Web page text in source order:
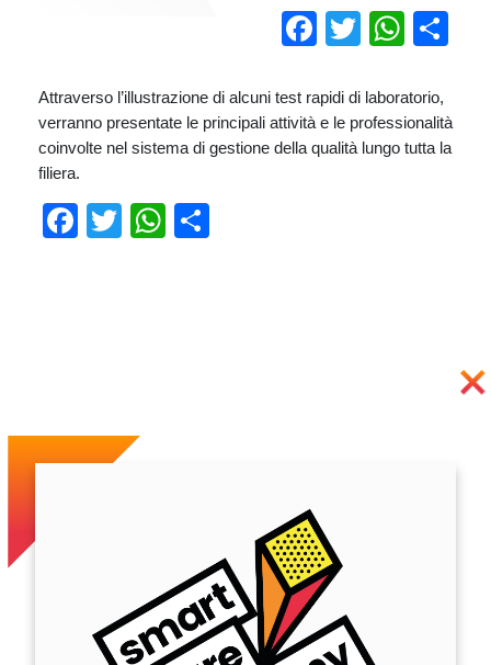
Facebook
Twitter
Attraverso l’illustrazione di alcuni test rapidi di laboratorio,
verranno presentate le principali attività e le professionalità
coinvolte nel sistema di gestione della qualità lungo tutta la
filiera.
Facebook
TwitterWhatsApp